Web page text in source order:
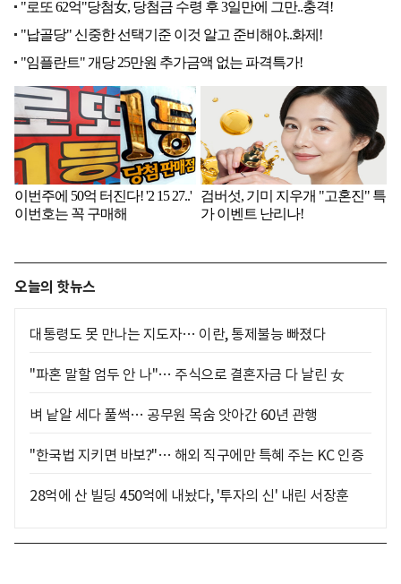
오늘의 핫뉴스
대통령도 못 만나는 지도자… 이란, 통제불능 빠졌다
"파혼 말할 엄두 안 나"… 주식으로 결혼자금 다 날린 女
벼 낱알 세다 풀썩… 공무원 목숨 앗아간 60년 관행
"한국법 지키면 바보?"… 해외 직구에만 특혜 주는 KC 인증
28억에 산 빌딩 450억에 내놨다, '투자의 신' 내린 서장훈